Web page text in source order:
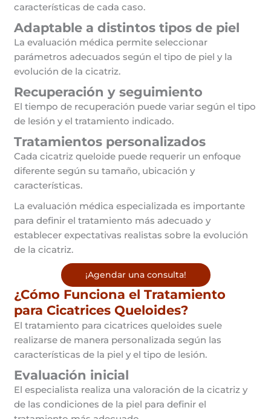
características de cada caso.
Adaptable a distintos tipos de piel
La evaluación médica permite seleccionar
parámetros adecuados según el tipo de piel y la
evolución de la cicatriz.
Recuperación y seguimiento
El tiempo de recuperación puede variar según el tipo
de lesión y el tratamiento indicado.
Tratamientos personalizados
Cada cicatriz queloide puede requerir un enfoque
diferente según su tamaño, ubicación y
características.
La evaluación médica especializada es importante
para definir el tratamiento más adecuado y
establecer expectativas realistas sobre la evolución
de la cicatriz.
¡Agendar una consulta!
¿Cómo Funciona el Tratamiento
para Cicatrices Queloides?
El tratamiento para cicatrices queloides suele
realizarse de manera personalizada según las
características de la piel y el tipo de lesión.
Evaluación inicial
El especialista realiza una valoración de la cicatriz y
de las condiciones de la piel para definir el